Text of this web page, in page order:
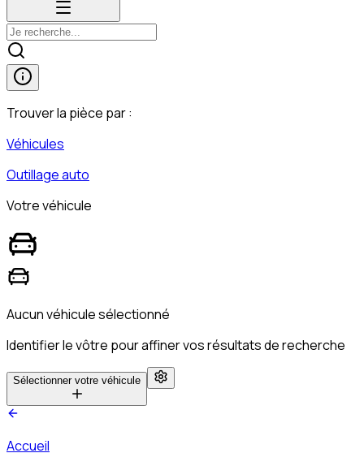
Trouver la pièce par :
Véhicules
Outillage auto
Votre véhicule
Aucun véhicule sélectionné
Identifier le vôtre pour affiner vos résultats de recherche
Sélectionner votre véhicule
Accueil